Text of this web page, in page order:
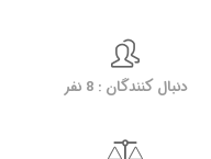
دنبال کنندگان : 8 نفر